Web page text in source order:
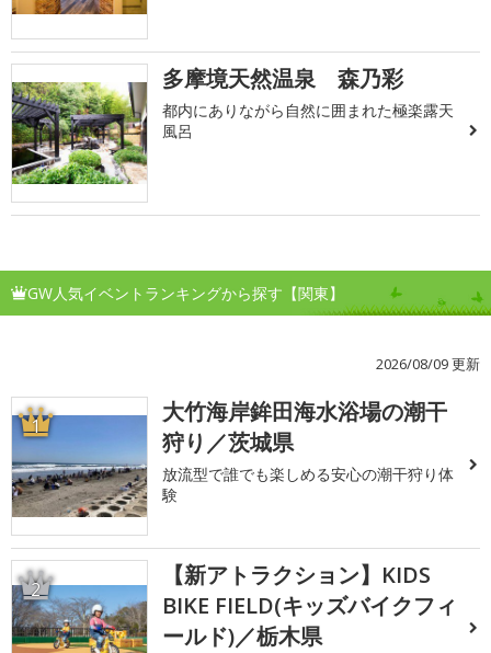
多摩境天然温泉 森乃彩
都内にありながら自然に囲まれた極楽露天
風呂
GW人気イベントランキングから探す【関東】
2026/08/09 更新
1
大竹海岸鉾田海水浴場の潮干
狩り／茨城県
放流型で誰でも楽しめる安心の潮干狩り体
験
2
【新アトラクション】KIDS
BIKE FIELD(キッズバイクフィ
ールド)／栃木県